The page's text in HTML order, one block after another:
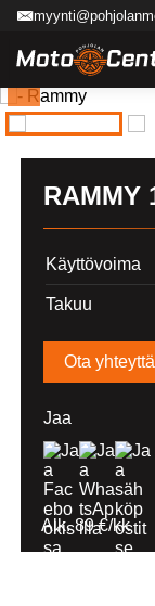
Siirry
sisältöön
RAMMY
Käyttövoima
Takuu
Ota yhteyttä
Jaa
Alk. 89 €/kk